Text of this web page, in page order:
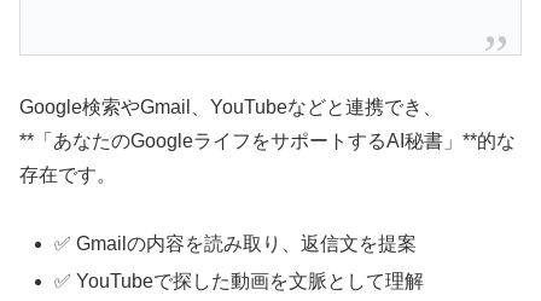
Google検索やGmail、YouTubeなどと連携でき、
**「あなたのGoogleライフをサポートするAI秘書」**的な
存在です。
✅ Gmailの内容を読み取り、返信文を提案
✅ YouTubeで探した動画を文脈として理解